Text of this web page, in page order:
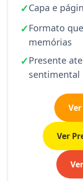
✓Capa e
✓Formato
memórias
✓Presente
sentimental
Ver